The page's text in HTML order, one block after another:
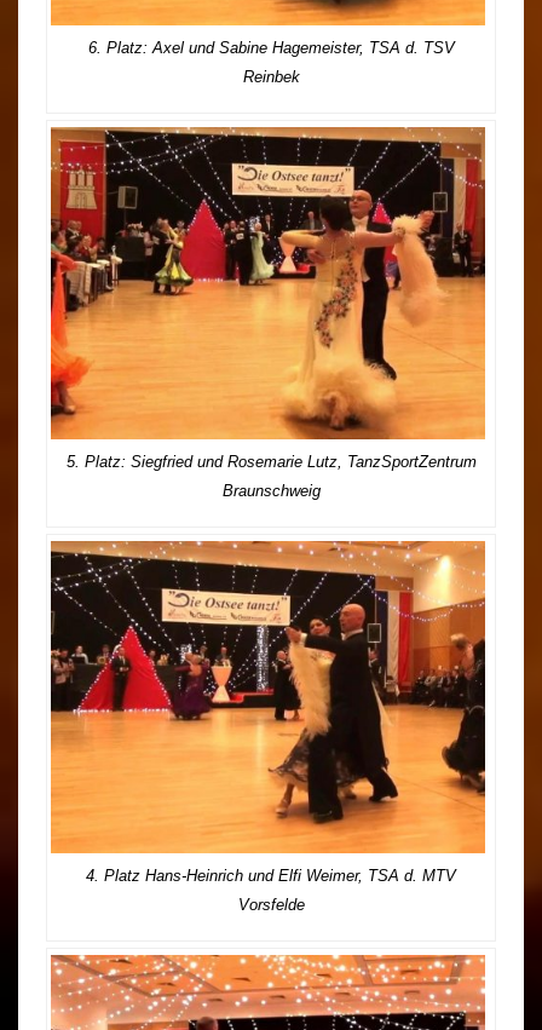
6. Platz: Axel und Sabine Hagemeister, TSA d. TSV
Reinbek
5. Platz: Siegfried und Rosemarie Lutz, TanzSportZentrum
Braunschweig
4. Platz Hans-Heinrich und Elfi Weimer, TSA d. MTV
Vorsfelde